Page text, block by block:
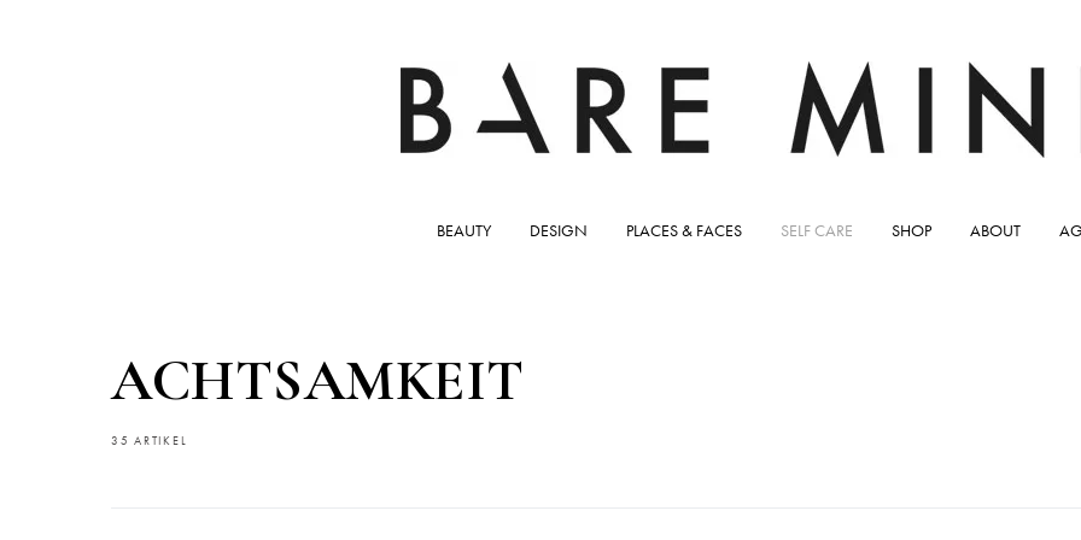
BEAUTY DESIGN PLACES & FACES SELF CARE SHOP ABOUT
ACHTSAMKEIT
35 ARTIKEL